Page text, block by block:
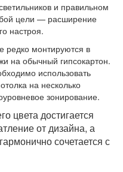
и правильном
цели — расширение
настроя.
редко монтируются в
на обычный гипсокартон.
использовать
на несколько
зонирование.
цвета достигается
от дизайна, а
сочетается с